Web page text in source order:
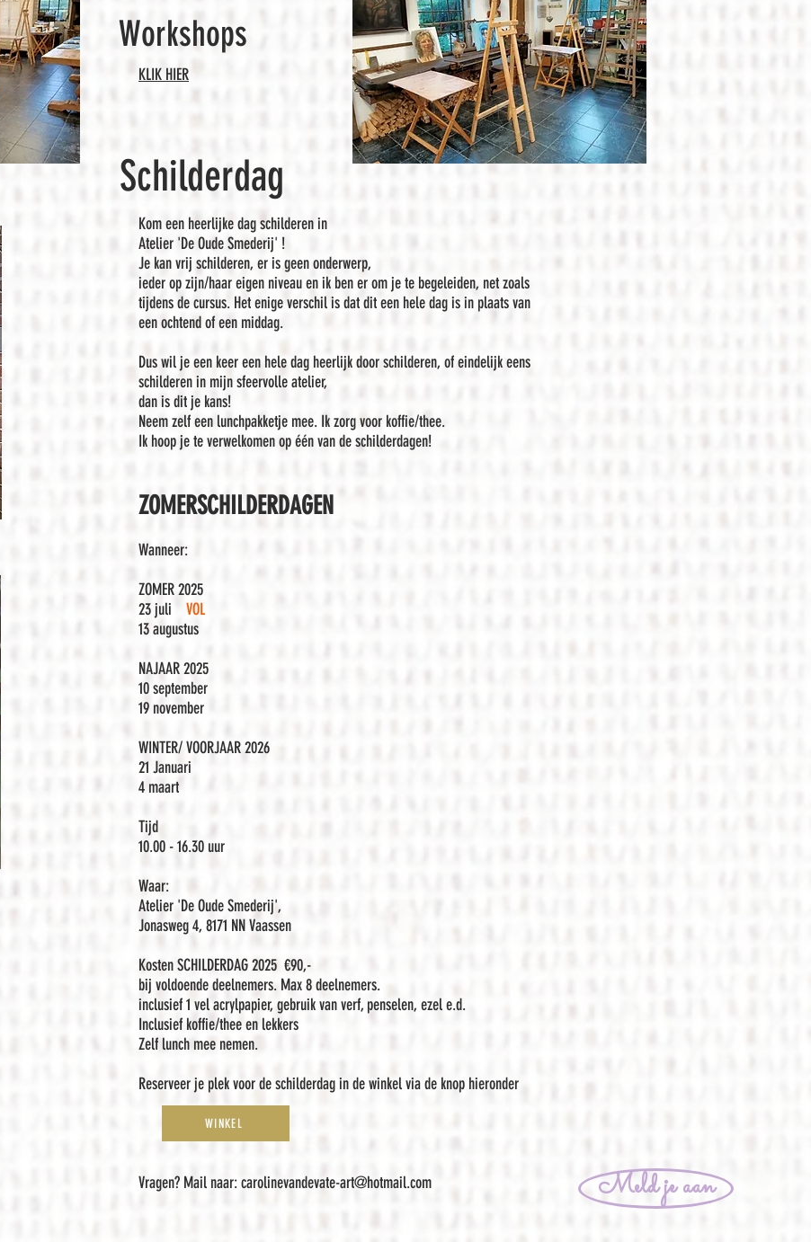
Meld je aan
Workshops
KLIK HIER
Kom een heerlijke dag schilderen in
Atelier 'De Oude Smederij' !
Je kan vrij schilderen, er is geen onderwerp,
ieder op zijn/haar eigen niveau en ik ben er om je te begeleiden, net zoals
tijdens de cursus. Het enige verschil is dat dit een hele dag is in plaats van
een ochtend of een middag.
Dus wil je een keer een hele dag heerlijk door schilderen, of eindelijk eens
schilderen in mijn sfeervolle atelier,
dan is dit je kans!
Neem zelf een lunchpakketje mee. Ik zorg voor koffie/thee.
Ik hoop je te verwelkomen op één van de schilderdagen!
ZOMERSCHILDERDAGEN
Wanneer:
ZOMER 2025
23 juli
VOL
13 augustus
NAJAAR 2025​
10 september
19 november
WINTER/ VOORJAAR 2026
21 Januari
4 maart
Tijd
10.00 - 16.30 uur
Waar:
Atelier 'De Oude Smederij',
Jonasweg 4, 8171 NN Vaassen
Kosten SCHILDERDAG2025 €90,-
bij voldoende deelnemers. Max 8 deelnemers.
inclusief 1 vel acrylpapier, gebruik van verf, penselen, ezel e.d.
Inclusief koffie/thee en lekkers
Zelf lunch mee nemen.
Reserveer je plek voor de schilderdag in de winkel via de knop hieronder
Vragen? Mail naar:carolinevandevate-art@hotmail.com
Schilderdag
WINKEL